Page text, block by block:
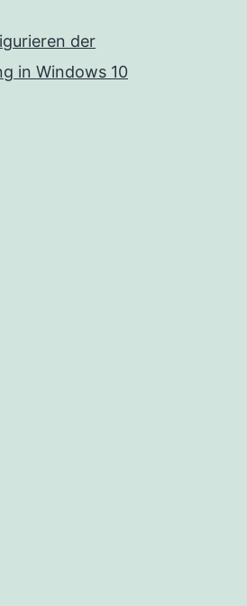
der
in Windows 10